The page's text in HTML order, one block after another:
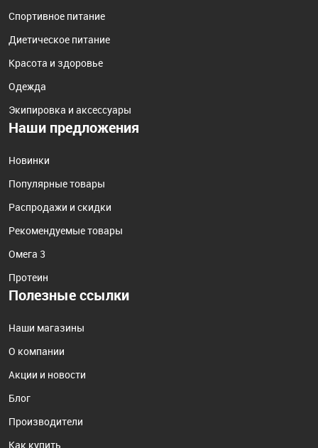
Спортивное питание
Диетическое питание
Красота и здоровье
Одежда
Экипировка и аксессуары
Наши предложения
Новинки
Популярные товары
Распродажи и скидки
Рекомендуемые товары
Омега 3
Протеин
Полезные ссылки
Наши магазины
О компании
Акции и новости
Блог
Производители
Как купить